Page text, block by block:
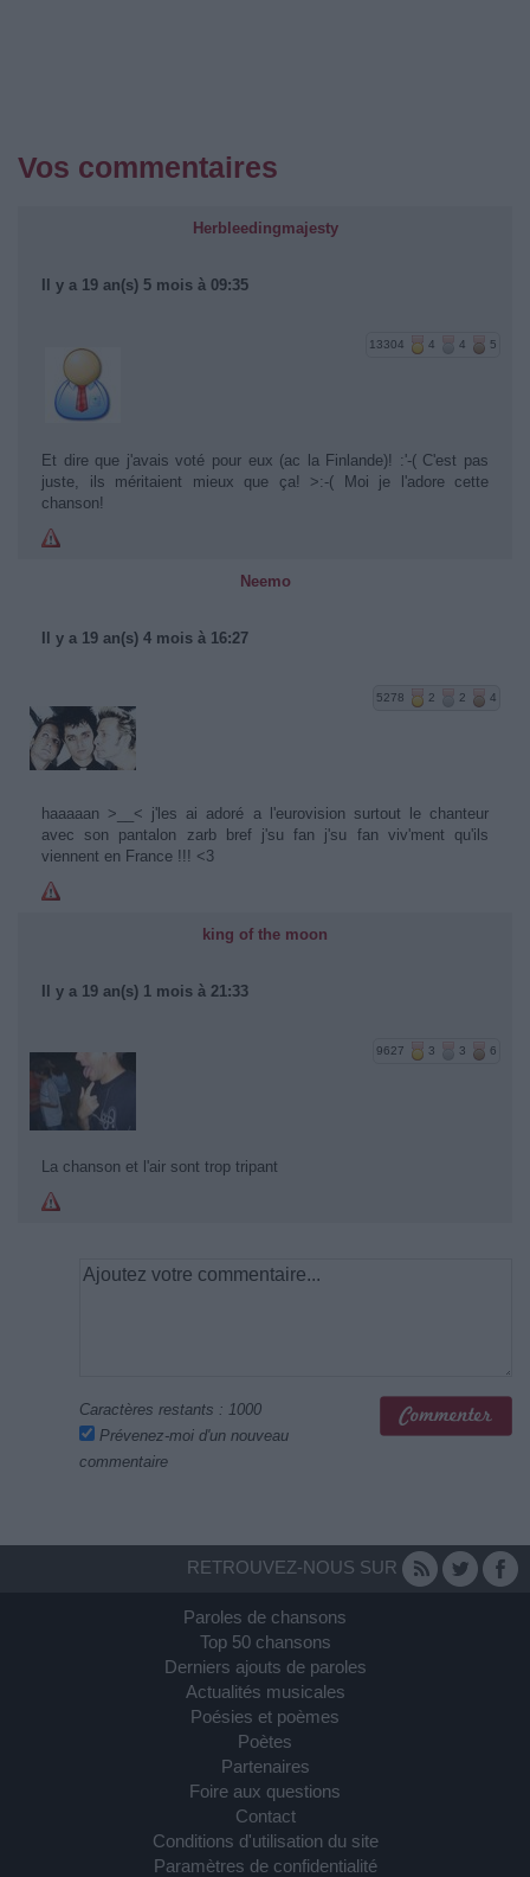
Vos commentaires
Herbleedingmajesty
Il y a 19 an(s) 5 mois à 09:35
13304 4 4 5
Et dire que j'avais voté pour eux (ac la Finlande)! :'-( C'est pas
juste, ils méritaient mieux que ça! >:-( Moi je l'adore cette
chanson!
Neemo
Il y a 19 an(s) 4 mois à 16:27
5278 2 2 4
haaaaan >__< j'les ai adoré a l'eurovision surtout le chanteur
avec son pantalon zarb bref j'su fan j'su fan viv'ment qu'ils
viennent en France !!! <3
king of the moon
Il y a 19 an(s) 1 mois à 21:33
9627 3 3 6
La chanson et l'air sont trop tripant
Caractères restants : 1000
Prévenez-moi d'un nouveau
commentaire
RETROUVEZ-NOUS SUR
Paroles de chansons
Top 50 chansons
Derniers ajouts de paroles
Actualités musicales
Poésies et poèmes
Poètes
Partenaires
Foire aux questions
Contact
Conditions d'utilisation du site
Paramètres de confidentialité